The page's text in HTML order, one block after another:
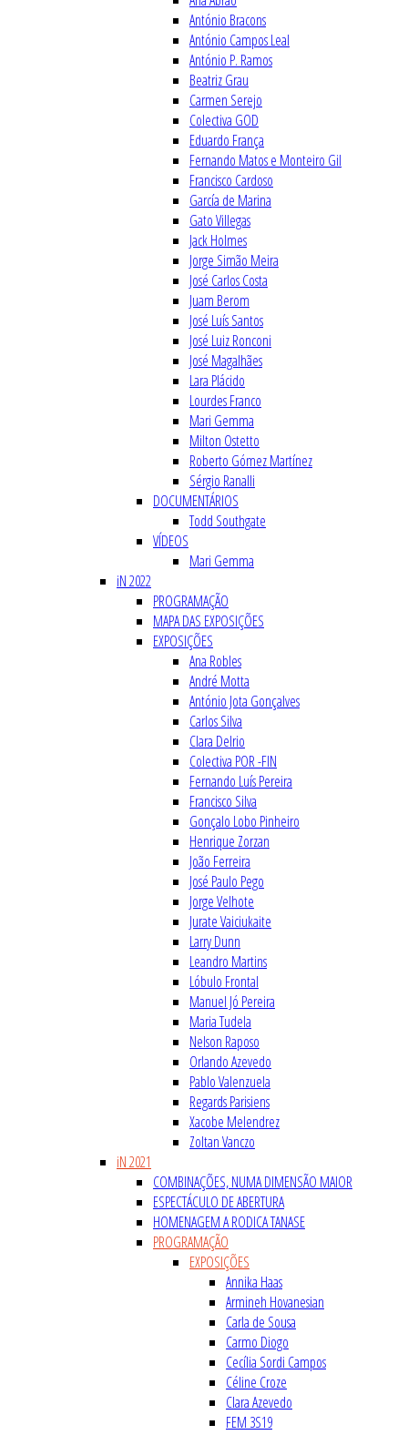
António Bracons
António Campos Leal
António P. Ramos
Beatriz Grau
Carmen Serejo
Colectiva GOD
Eduardo França
Fernando Matos e Monteiro Gil
Francisco Cardoso
García de Marina
Gato Villegas
Jack Holmes
Jorge Simão Meira
José Carlos Costa
Juam Berom
José Luís Santos
José Luiz Ronconi
José Magalhães
Lara Plácido
Lourdes Franco
Mari Gemma
Milton Ostetto
Roberto Gómez Martínez
Sérgio Ranalli
DOCUMENTÁRIOS
Todd Southgate
VÍDEOS
Mari Gemma
iN 2022
PROGRAMAÇÃO
MAPA DAS EXPOSIÇÕES
EXPOSIÇÕES
Ana Robles
André Motta
António Jota Gonçalves
Carlos Silva
Clara Delrio
Colectiva POR -FIN
Fernando Luís Pereira
Francisco Silva
Gonçalo Lobo Pinheiro
Henrique Zorzan
João Ferreira
José Paulo Pego
Jorge Velhote
Jurate Vaiciukaite
Larry Dunn
Leandro Martins
Lóbulo Frontal
Manuel Jó Pereira
Maria Tudela
Nelson Raposo
Orlando Azevedo
Pablo Valenzuela
Regards Parisiens
Xacobe Melendrez
Zoltan Vanczo
iN 2021
COMBINAÇÕES, NUMA DIMENSÃO MAIOR
ESPECTÁCULO DE ABERTURA
HOMENAGEM A RODICA TANASE
PROGRAMAÇÃO
EXPOSIÇÕES
Annika Haas
Armineh Hovanesian
Carla de Sousa
Carmo Diogo
Cecília Sordi Campos
Céline Croze
Clara Azevedo
FEM 3S19